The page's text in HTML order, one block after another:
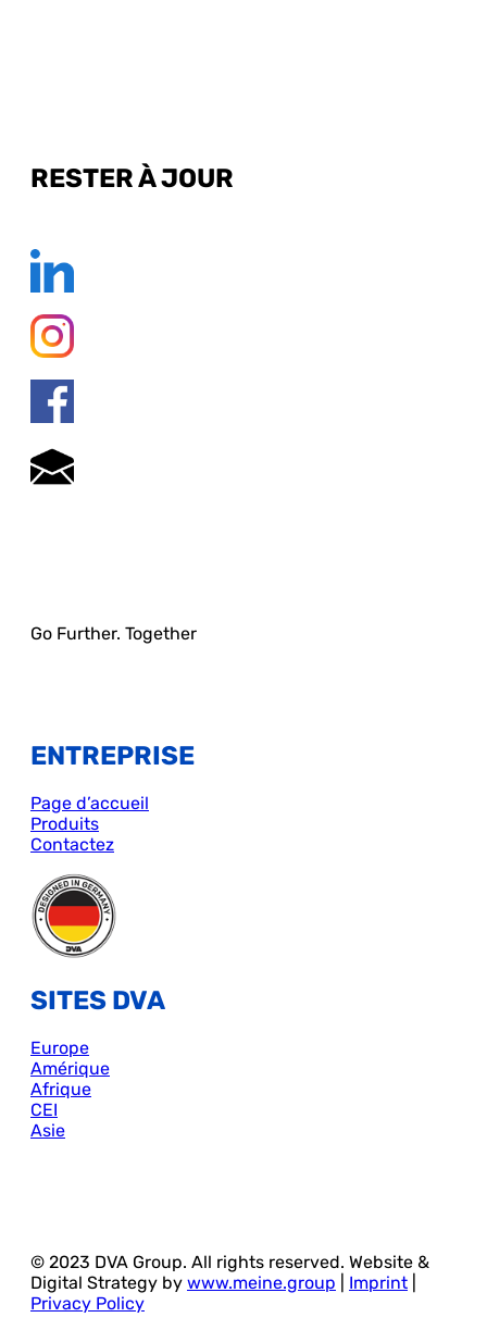
RESTER À JOUR
Go Further. Together
ENTREPRISE
Page d’accueil
Produits
Contactez
SITES DVA
Europe
Amérique
Afrique
CEI
Asie
© 2023 DVA Group. All rights reserved. Website &
Digital Strategy by www.meine.group Imprint
Privacy Policy